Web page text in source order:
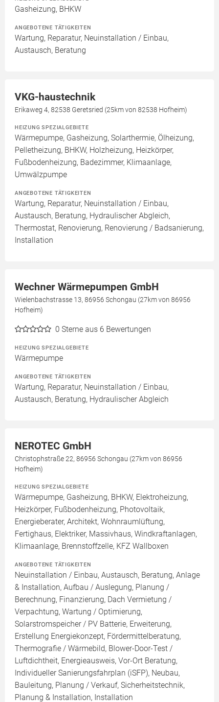
Gasheizung, BHKW
ANGEBOTENE TÄTIGKEITEN
Wartung, Reparatur, Neuinstallation / Einbau,
Austausch, Beratung
VKG-haustechnik
Erikaweg 4, 82538 Geretsried (25km von 82538 Hofheim)
HEIZUNG SPEZIALGEBIETE
Wärmepumpe, Gasheizung, Solarthermie, Ölheizung,
Pelletheizung, BHKW, Holzheizung, Heizkörper,
Fußbodenheizung, Badezimmer, Klimaanlage,
Umwälzpumpe
ANGEBOTENE TÄTIGKEITEN
Wartung, Reparatur, Neuinstallation / Einbau,
Austausch, Beratung, Hydraulischer Abgleich,
Thermostat, Renovierung, Renovierung / Badsanierung,
Installation
Wechner Wärmepumpen GmbH
Wielenbachstrasse 13, 86956 Schongau (27km von 86956
Hofheim)
0 Sterne aus 6 Bewertungen
HEIZUNG SPEZIALGEBIETE
Wärmepumpe
ANGEBOTENE TÄTIGKEITEN
Wartung, Reparatur, Neuinstallation / Einbau,
Austausch, Beratung, Hydraulischer Abgleich
NEROTEC GmbH
Christophstraße 22, 86956 Schongau (27km von 86956
Hofheim)
HEIZUNG SPEZIALGEBIETE
Wärmepumpe, Gasheizung, BHKW, Elektroheizung,
Heizkörper, Fußbodenheizung, Photovoltaik,
Energieberater, Architekt, Wohnraumlüftung,
Fertighaus, Elektriker, Massivhaus, Windkraftanlagen,
Klimaanlage, Brennstoffzelle, KFZ Wallboxen
ANGEBOTENE TÄTIGKEITEN
Neuinstallation / Einbau, Austausch, Beratung, Anlage
& Installation, Aufbau / Auslegung, Planung /
Berechnung, Finanzierung, Dach Vermietung /
Verpachtung, Wartung / Optimierung,
Solarstromspeicher / PV Batterie, Erweiterung,
Erstellung Energiekonzept, Fördermittelberatung,
Thermografie / Wärmebild, Blower-Door-Test /
Luftdichtheit, Energieausweis, Vor-Ort Beratung,
Individueller Sanierungsfahrplan (iSFP), Neubau,
Bauleitung, Planung / Verkauf, Sicherheitstechnik,
Planung & Installation, Installation